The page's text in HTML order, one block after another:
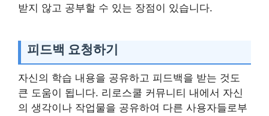
받지 않고 공부할 수 있는 장점이 있습니다.
피드백 요청하기
자신의 학습 내용을 공유하고 피드백을 받는 것도
큰 도움이 됩니다. 리로스쿨 커뮤니티 내에서 자신
의 생각이나 작업물을 공유하여 다른 사용자들로부